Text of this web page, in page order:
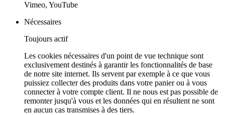
Vimeo, YouTube
Nécessaires
Toujours actif
Les cookies nécessaires d'un point de vue technique sont
exclusivement destinés à garantir les fonctionnalités de base
de notre site internet. Ils servent par exemple à ce que vous
puissiez collecter des produits dans votre panier ou à vous
connecter à votre compte client. Il ne nous est pas possible de
remonter jusqu'à vous et les données qui en résultent ne sont
en aucun cas transmises à des tiers.